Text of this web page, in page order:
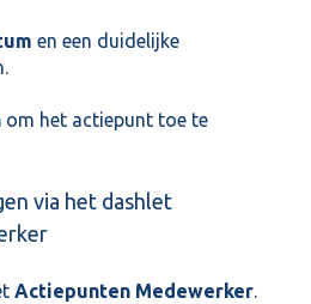
en een duidelijke
om het actiepunt toe te
via het dashlet
Actiepunten Medewerker.